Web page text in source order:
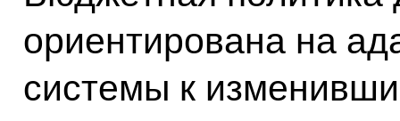
ориентирована на
системы к